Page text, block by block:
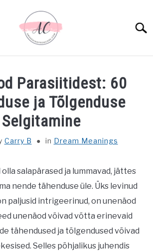
Parasiitidest: 60
ja Tõlgenduse
Selgitamine
Carry B in Dream Meanings
salapärased ja lummavad, jättes
nende tähenduse üle. Üks levinud
paljusid intrigeerinud, on unenäod
unenäod võivad võtta erinevaid
tähendused ja tõlgendused võivad
Selles põhjalikus juhendis